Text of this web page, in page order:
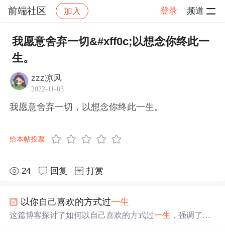
前端社区 加入 登录 频道
社区 前端社区 感慨 帖子详情
我愿意舍弃一切&#xff0c;以想念你终此一
生。
zzz凉风
2022-11-03
我愿意舍弃一切，以想念你终此一生。
给本帖投票
24 回复 打赏
以你自己喜欢的方式过一生
这篇博客探讨了如何以自己喜欢的方式过一生 ，强调了个